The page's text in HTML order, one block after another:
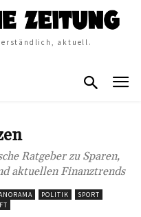
aktuell.
Ratgeber zu Sparen,
aktuellen Finanztrends
POLITIK
SPORT